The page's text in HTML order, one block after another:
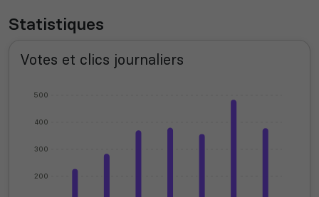
Statistiques
Votes et clics journaliers
200
300
400
500